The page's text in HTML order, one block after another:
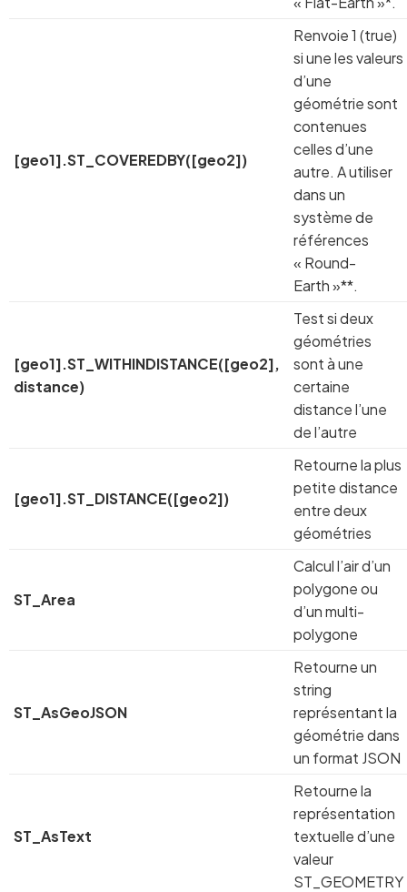
[geo1].ST_COVEREDBY([geo2])
Renvoie 1 (true)
si une les valeurs
d’une
géométrie sont
contenues
celles d’une
autre. A utiliser
dans un
système de
références
« Round-
Earth »**.
[geo1].ST_WITHINDISTANCE([geo2],
distance)
Test si deux
géométries
sont à une
certaine
distance l’une
de l’autre
[geo1].ST_DISTANCE([geo2])
Retourne la plus
petite distance
entre deux
géométries
ST_Area
Calcul l’air d’un
polygone ou
d’un multi-
polygone
ST_AsGeoJSON
Retourne un
string
représentant la
géométrie dans
un format JSON
ST_AsText
Retourne la
représentation
textuelle d’une
valeur
ST_GEOMETRY